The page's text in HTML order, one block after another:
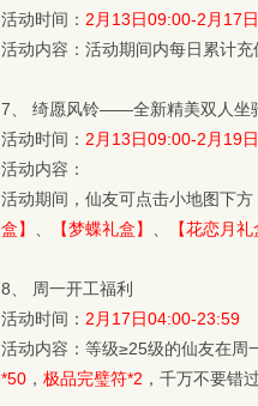
活动时间： 2月13日09:00-2月17
活动内容：活动期间内每日累计
7、 绮愿风铃——全新精美双人坐
活动时间： 2月13日09:00-2月19
活动内容：
活动期间，仙友可点击小地图下
盒】
【梦蝶礼盒】 【花恋月礼
8、 周一开工福利
活动时间： 2月17日04:00-23:59
活动内容：等级≥25级的仙友在周
*50 ， 极品完璧符*2 ，千万不要错